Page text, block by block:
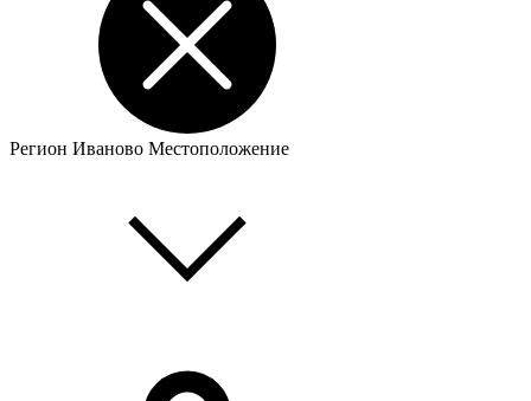
Регион Иваново Местоположение